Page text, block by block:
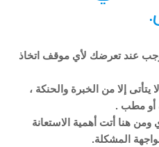
عند تعرضك لأي موقف اتخاذ
إلا من الخبرة والحنكة ،
أو مطب .
ومن هنا أتت أهمية الاستعانة
المشكلة.